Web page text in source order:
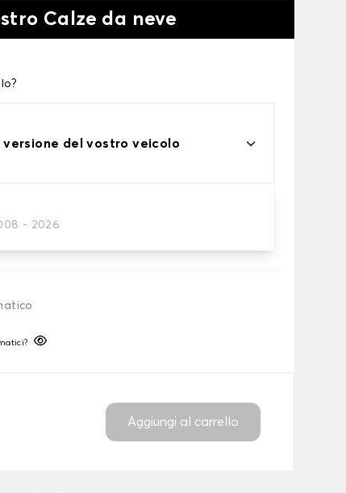
Calze da neve
del vostro veicolo
- 2026
tue necessità
Aggiungi al carrello